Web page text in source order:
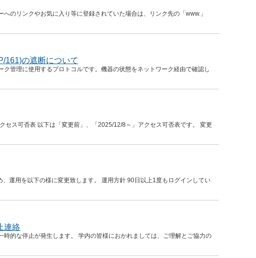
のリンクやお気に入り等に登録されていた場合は、リンク先の「www.」
161)の遮断について
管理に使用するプロトコルです。機器の状態をネットワーク経由で確認し
ス可否表 以下は「変更前」、「2025/12/8～」アクセス可否表です。 変更
運用を以下の様に変更致します。 運用方針 90日以上1度もログインしてい
連絡
的な停止が発生します。 学内の皆様におかれましては、ご理解とご協力の